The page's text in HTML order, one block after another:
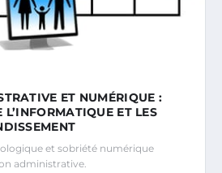
ET NUMÉRIQUE :
L’INFORMATIQUE ET LES
et sobriété numérique
administrative.